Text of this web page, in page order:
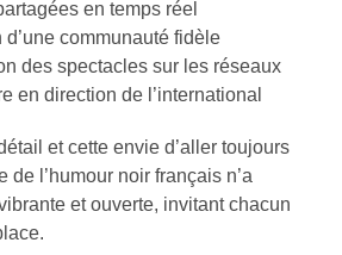
en temps réel
d’une communauté fidèle
des spectacles sur les réseaux
en direction de l’international
et cette envie d’aller toujours
de l’humour noir français n’a
et ouverte, invitant chacun